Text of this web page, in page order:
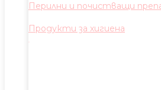
Перилни и почистващи
Продукти за хигиена